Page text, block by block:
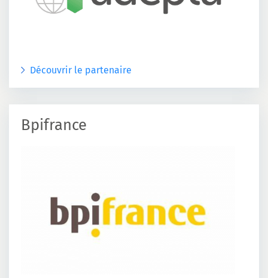
Découvrir le partenaire
Bpifrance